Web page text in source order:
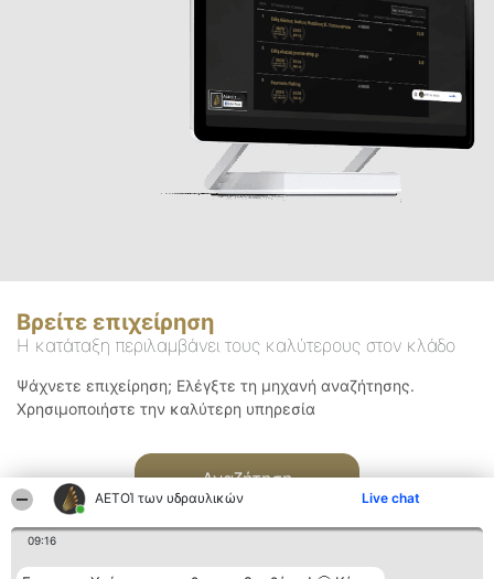
ΑΕΤΟΊ των υδραυλικών Live chat
09:16
Βρείτε επιχείρηση
Η κατάταξη περιλαμβάνει τους καλύτερους στον κλάδο
Ψάχνετε επιχείρηση; Ελέγξτε τη μηχανή αναζήτησης.
Χρησιμοποιήστε την καλύτερη υπηρεσία
Αναζήτηση